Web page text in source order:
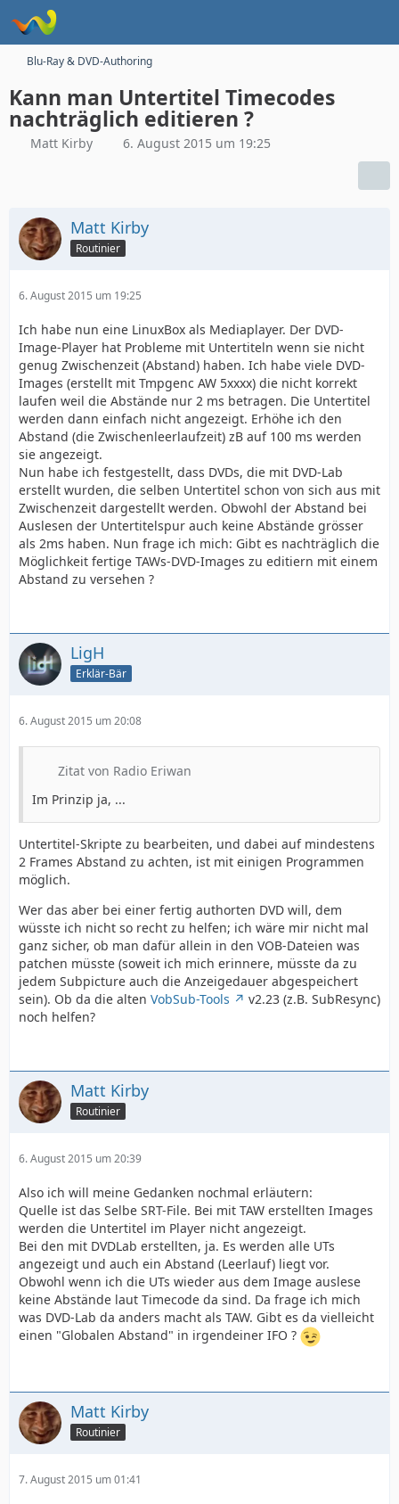
Blu-Ray & DVD-Authoring
Kann man Untertitel Timecodes
nachträglich editieren ?
Matt Kirby 6. August 2015 um 19:25
Matt Kirby
Routinier
6. August 2015 um 19:25
Ich habe nun eine LinuxBox als Mediaplayer. Der DVD-
Image-Player hat Probleme mit Untertiteln wenn sie nicht
genug Zwischenzeit (Abstand) haben. Ich habe viele DVD-
Images (erstellt mit Tmpgenc AW 5xxxx) die nicht korrekt
laufen weil die Abstände nur 2 ms betragen. Die Untertitel
werden dann einfach nicht angezeigt. Erhöhe ich den
Abstand (die Zwischenleerlaufzeit) zB auf 100 ms werden
sie angezeigt.
Nun habe ich festgestellt, dass DVDs, die mit DVD-Lab
erstellt wurden, die selben Untertitel schon von sich aus mit
Zwischenzeit dargestellt werden. Obwohl der Abstand bei
Auslesen der Untertitelspur auch keine Abstände grösser
als 2ms haben. Nun frage ich mich: Gibt es nachträglich die
Möglichkeit fertige TAWs-DVD-Images zu editiern mit einem
Abstand zu versehen ?
LigH
Erklär-Bär
6. August 2015 um 20:08
Zitat von Radio Eriwan
Im Prinzip ja, ...
Untertitel-Skripte zu bearbeiten, und dabei auf mindestens
2 Frames Abstand zu achten, ist mit einigen Programmen
möglich.
Wer das aber bei einer fertig authorten DVD will, dem
wüsste ich nicht so recht zu helfen; ich wäre mir nicht mal
ganz sicher, ob man dafür allein in den VOB-Dateien was
patchen müsste (soweit ich mich erinnere, müsste da zu
jedem Subpicture auch die Anzeigedauer abgespeichert
sein). Ob da die alten VobSub-Tools
v2.23 (z.B. SubResync)
noch helfen?
Matt Kirby
Routinier
6. August 2015 um 20:39
Also ich will meine Gedanken nochmal erläutern:
Quelle ist das Selbe SRT-File. Bei mit TAW erstellten Images
werden die Untertitel im Player nicht angezeigt.
Bei den mit DVDLab erstellten, ja. Es werden alle UTs
angezeigt und auch ein Abstand (Leerlauf) liegt vor.
Obwohl wenn ich die UTs wieder aus dem Image auslese
keine Abstände laut Timecode da sind. Da frage ich mich
was DVD-Lab da anders macht als TAW. Gibt es da vielleicht
einen "Globalen Abstand" in irgendeiner IFO ?
Matt Kirby
Routinier
7. August 2015 um 01:41